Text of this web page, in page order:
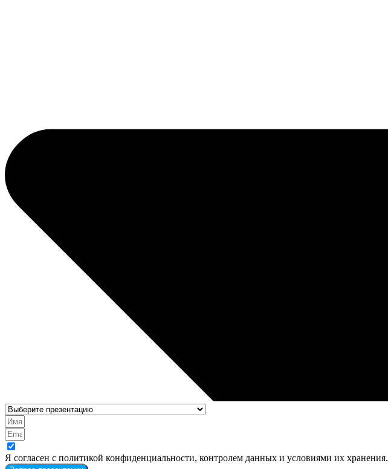
Я согласен с политикой конфиденциальности, контролем данных и условиями их хранения.